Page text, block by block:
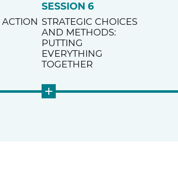
ACTION
SESSION 6
STRATEGIC CHOICES
AND METHODS:
PUTTING
EVERYTHING
TOGETHER
+